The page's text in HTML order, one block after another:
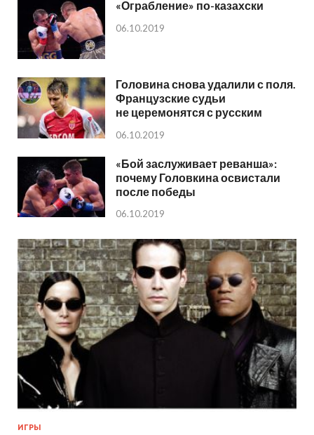
«Ограбление» по-казахски
06.10.2019
Головина снова удалили с поля.
Французские судьи
не церемонятся с русским
06.10.2019
«Бой заслуживает реванша»:
почему Головкина освистали
после победы
06.10.2019
ИГРЫ